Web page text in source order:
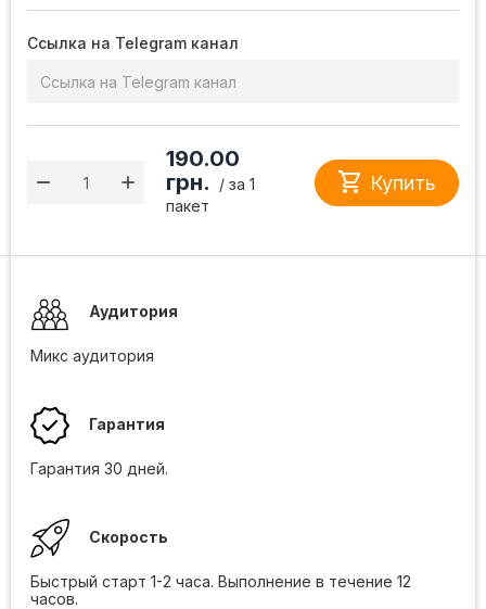
Ссылка на Telegram канал
190.00
грн.
/ за 1
пакет
 Купить
Аудитория
Микс аудитория
Гарантия
Гарантия 30 дней.
Скорость
Быстрый старт 1-2 часа. Выполнение в течение 12
часов.